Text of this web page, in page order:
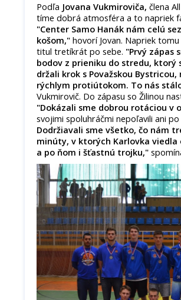
Podľa Jovana Vukmiroviča, člena
tíme dobrá atmosféra a to napriek
"Center Samo Hanák nám celú
košom," hovorí Jovan. Napriek
titul tretíkrát po sebe. "Prvý zápas
bodov z prieniku do stredu, ktorý
držali krok s Považskou
rýchlym protiútokom. To nás
Vukmirovič. Do zápasu so Žilinou
"Dokázali sme dobrou rotáciou v
svojimi spoluhráčmi nepoľavili ani po
Dodržiavali sme všetko, čo nám
minúty, v ktorých Karlovka
a po ňom i šťastnú trojku,"